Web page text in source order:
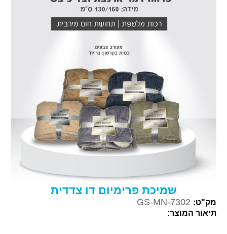
שמיכת פרימיום דו צדדית
מק"ט: GS-MN-7302
תיאור המוצר: